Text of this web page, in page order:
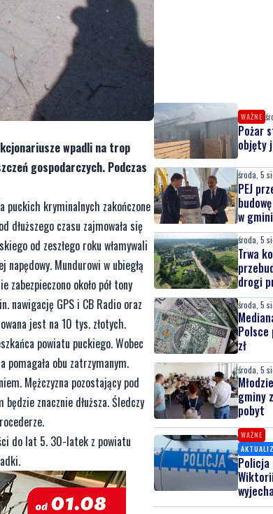
wpadli na trop
gospodarczych. Podczas
puckich kryminalnych zakończone
czasu zajmowała się
od zeszłego roku włamywali
Mundurowi w ubiegłą
około pół tony
nawigację GPS i CB Radio oraz
jest na 10 tys. złotych.
powiatu puckiego. Wobec
obu zatrzymanym.
Mężczyzna pozostający pod
znacznie dłuższa. Śledczy
do lat 5. 30-latek z powiatu
WAŻNE
Pożar
objęty
środa, 5
PEJ
w
środa, 5
Trwa
drogi
środa, 5
Polsce
zł
środa, 5
gminy
pobyt
WAŻNE
wróciła